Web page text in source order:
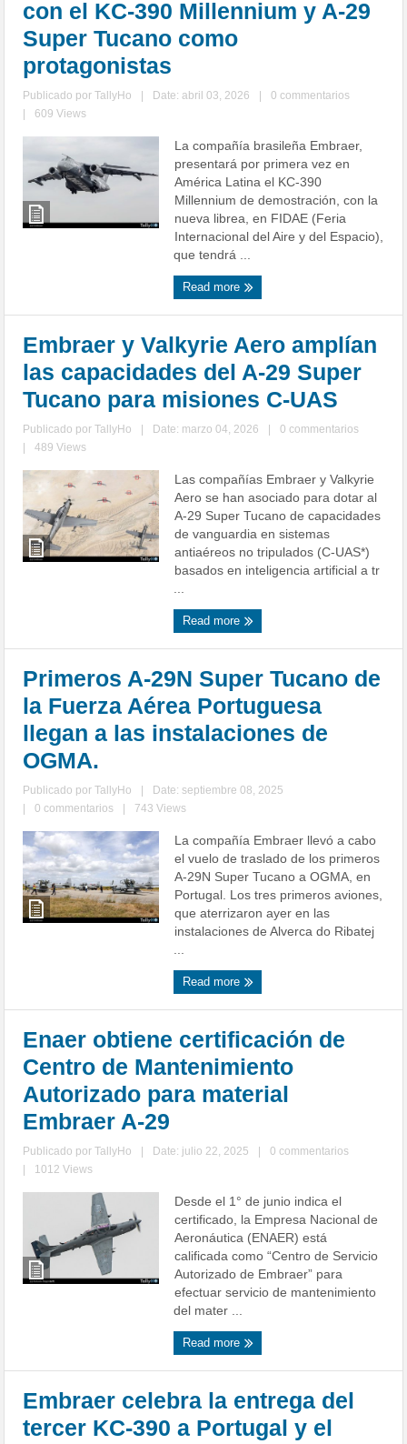
con el KC-390 Millennium y A-29
Super Tucano como
protagonistas
Publicado porTallyHo Date: abril 03, 2026
0 commentarios
609 Views
La compañía brasileña Embraer,
presentará por primera vez en
América Latina el KC-390
Millennium de demostración, con la
nueva librea, en FIDAE (Feria
Internacional del Aire y del Espacio),
que tendrá ...
Read more
Embraer y Valkyrie Aero amplían
las capacidades del A-29 Super
Tucano para misiones C-UAS
Publicado porTallyHo Date: marzo 04, 2026
0 commentarios
489 Views
Las compañías Embraer y Valkyrie
Aero se han asociado para dotar al
A-29 Super Tucano de capacidades
de vanguardia en sistemas
antiaéreos no tripulados (C-UAS*)
basados en inteligencia artificial a tr
...
Read more
Primeros A-29N Super Tucano de
la Fuerza Aérea Portuguesa
llegan a las instalaciones de
OGMA.
Publicado porTallyHo
Date: septiembre 08, 2025
0 commentarios 743 Views
La compañía Embraer llevó a cabo
el vuelo de traslado de los primeros
A-29N Super Tucano a OGMA, en
Portugal. Los tres primeros aviones,
que aterrizaron ayer en las
instalaciones de Alverca do Ribatej
...
Read more
Enaer obtiene certificación de
Centro de Mantenimiento
Autorizado para material
Embraer A-29
Publicado porTallyHo Date: julio 22, 2025
0 commentarios
1012 Views
Desde el 1° de junio indica el
certificado, la Empresa Nacional de
Aeronáutica (ENAER) está
calificada como “Centro de Servicio
Autorizado de Embraer” para
efectuar servicio de mantenimiento
del mater ...
Read more
Embraer celebra la entrega del
tercer KC-390 a Portugal y el